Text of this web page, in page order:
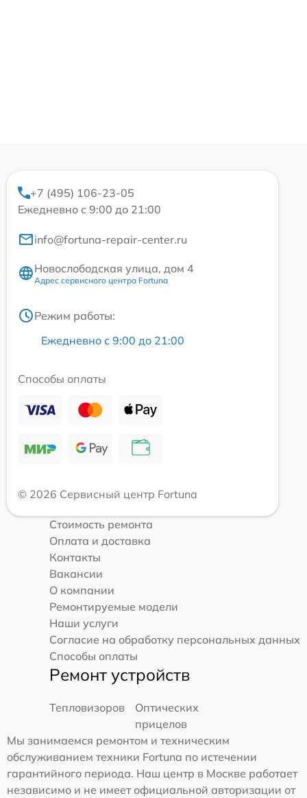
+7 (495) 106-23-05
Ежедневно с 9:00 до 21:00
info@fortuna-repair-center.ru
Новослободская улица, дом 4
Адрес сервисного центра Fortuna
Режим работы:
Ежедневно с 9:00 до 21:00
Способы оплаты
© 2026 Сервисный центр Fortuna
Стоимость ремонта
Оплата и доставка
Контакты
Вакансии
О компании
Ремонтируемые модели
Наши услуги
Согласие на обработку персональных данных
Способы оплаты
Ремонт устройств
Тепловизоров
Оптических
прицелов
Мы занимаемся ремонтом и техническим
обслуживанием техники Fortuna по истечении
гарантийного периода. Наш центр в Москве работает
независимо и не имеет официальной авторизации от